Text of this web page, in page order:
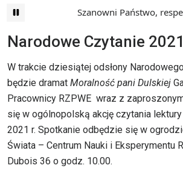
Szanowni Państwo,
Narodowe Czytanie 2021
W trakcie dziesiątej odsłony
będzie dramat Moralność pani Dulskiej
Pracownicy RZPWE wraz z
się w ogólnopolską akcję czytania
2021 r. Spotkanie odbędzie się w
Świata – Centrum Nauki i Eksperymentu
Dubois 36 o godz. 10.00.